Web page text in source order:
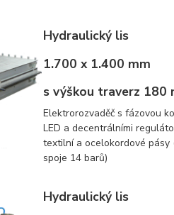
Hydraulický lis
1.700 x 1.400 mm
s výškou traverz 180
Elektrorozvaděč s fázovou
LED a decentrálními
textilní a ocelokordové
spoje 14 barů)
Hydraulický lis